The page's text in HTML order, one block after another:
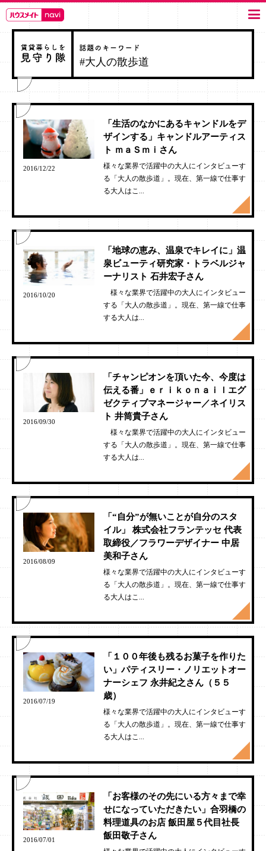
#大人の散歩道
2016/12/22
「生活のなかにあるキャンドルをデ
ザインする」キャンドルアーティス
ト ｍａＳｍｉさん
様々な業界で活躍中の大人にインタビューす
る「大人の散歩道」。現在、第一線で仕事す
る大人はこ...
2016/10/20
「地球の恵み、温泉でキレイに」温
泉ビューティ研究家・トラベルジャ
ーナリスト 石井宏子さん
様々な業界で活躍中の大人にインタビュー
する「大人の散歩道」。現在、第一線で仕事
する大人は...
2016/09/30
「チャンピオンを頂いた今、今度は
伝える番」ｅｒｉｋｏｎａｉｌエグ
ゼクティブマネージャー／ネイリス
ト 井筒貴子さん
様々な業界で活躍中の大人にインタビュー
する「大人の散歩道」。現在、第一線で仕事
する大人は...
2016/08/09
「“自分”が無いことが自分のスタ
イル」 株式会社フランテッセ 代表
取締役／フラワーデザイナー 中居
美和子さん
様々な業界で活躍中の大人にインタビューす
る「大人の散歩道」。現在、第一線で仕事す
る大人はこ...
2016/07/19
「１００年後も残るお菓子を作りた
い」パティスリー・ノリエットオー
ナーシェフ 永井紀之さん（５５
歳）
様々な業界で活躍中の大人にインタビューす
る「大人の散歩道」。現在、第一線で仕事す
る大人はこ...
2016/07/01
「お客様のその先にいる方々まで幸
せになっていただきたい」合羽橋の
料理道具のお店 飯田屋５代目社長
飯田敬子さん